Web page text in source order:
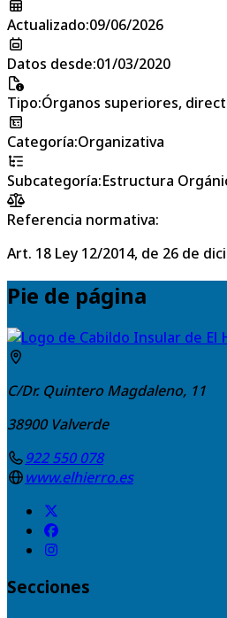
Actualizado:09/06/2026
Datos desde:01/03/2020
Tipo:Órganos superiores,
Categoría:Organizativa
Subcategoría:Estructura
Referencia normativa:
Art. 18 Ley 12/2014, de 26 de
Pie de página
C/Dr. Quintero Magdaleno, 11
38900 Valverde
922 550 078
www.elhierro.es
Secciones